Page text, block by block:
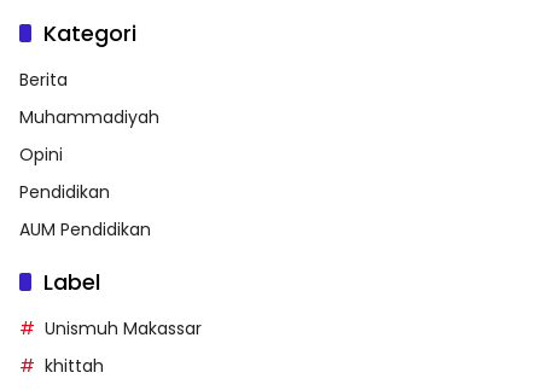
Kategori
Berita
Muhammadiyah
Opini
Pendidikan
AUM Pendidikan
Label
Unismuh Makassar
khittah